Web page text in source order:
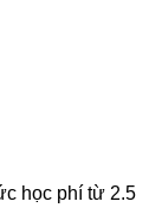
học phí từ 2.5